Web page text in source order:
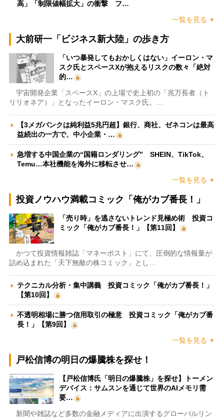
高」「制限値幅拡大」の衝撃 フ…
一覧を見る
大前研一「ビジネス新大陸」の歩き方
「いつ暴発してもおかしくはない」イーロン・マ
スク氏とスペースXが抱えるリスクの数々「絶対
的…
宇宙開発企業「スペースX」の上場で史上初の「兆万長者（ト
リリオネア）」となったイーロン・マスク氏。…
【3メガバンクは純利益5兆円超】銀行、商社、ゼネコンは最高
益続出の一方で、中小企業・…
急増する中国企業の“国籍ロンダリング” SHEIN、TikTok、
Temu…本社機能を海外に移転させ…
一覧を見る
投資ノウハウ満載コミック「俺がカブ番長！」
「売り時」を逃さないトレンド見極め術 投資コ
ミック「俺がカブ番長！」【第11回】
かつて投資情報雑誌「マネーポスト」にて、圧倒的な情報量が
詰め込まれた「天下無敵の株コミック」とし…
テクニカル分析・集中講義 投資コミック「俺がカブ番長！」
【第10回】
不透明相場に勝つ信用取引の極意 投資コミック「俺がカブ番
長！」【第9回】
一覧を見る
戸松信博の明日の爆騰株を探せ！
【戸松信博氏「明日の爆騰株」を探せ】トーメン
デバイス：サムスンを通じて世界のAIメモリ需
要…
新聞や雑誌など多数の金融メディアに出演するグローバルリン